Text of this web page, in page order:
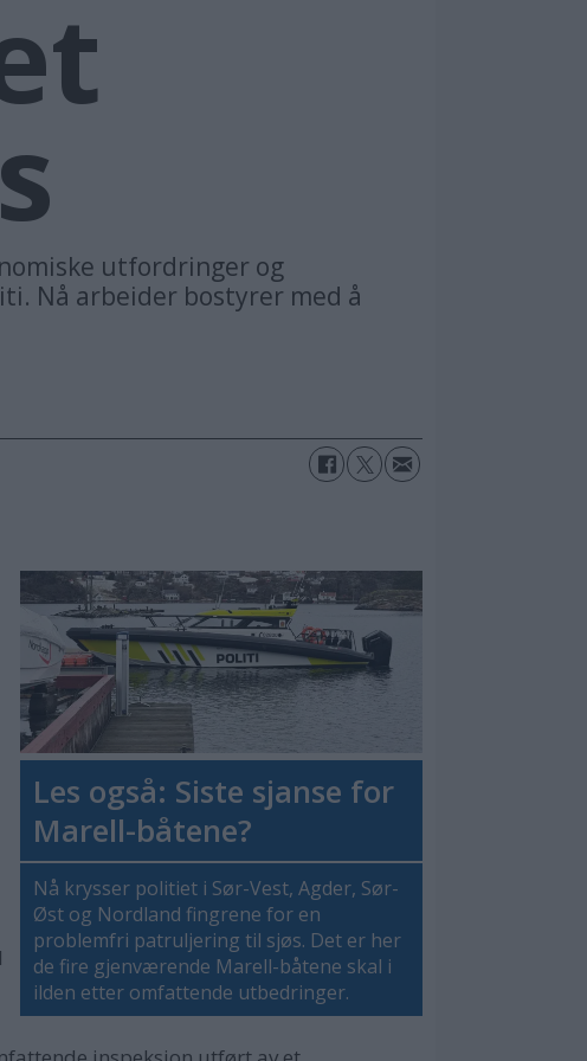
utfordringer og
Nå arbeider bostyrer med å
Les også: Siste sjanse for
Marell-båtene?
Nå krysser politiet i Sør-Vest, Agder, Sør-
Øst og Nordland fingrene for en
problemfri patruljering til sjøs. Det er her
de fire gjenværende Marell-båtene skal i
ilden etter omfattende utbedringer.